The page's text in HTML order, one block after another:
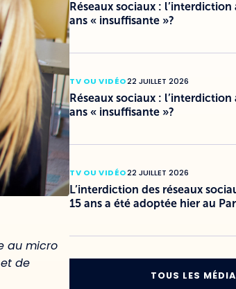
au micro
de
Réseaux sociaux : l’interdiction
ans « insuffisante »?
TV OU VIDÉO22 JUILLET 2026
Réseaux sociaux : l’interdiction
ans « insuffisante »?
TV OU VIDÉO22 JUILLET 2026
L’interdiction des réseaux
15 ans a été adoptée hier au
TOUS LES